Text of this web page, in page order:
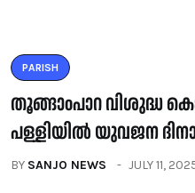
PARISH
തൂങ്ങാoപാറ വിശുദ്ധ
പള്ളിയിൽ യുവജന
BY SANJO NEWS JULY 11,